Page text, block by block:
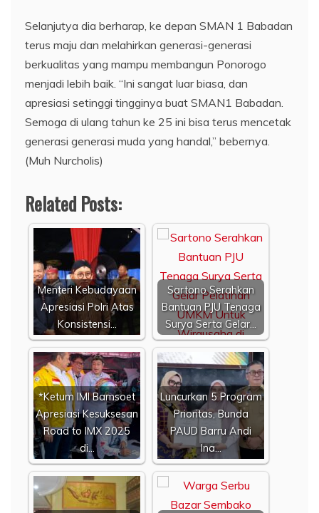
Selanjutya dia berharap, ke depan SMAN 1 Babadan
terus maju dan melahirkan generasi-generasi
berkualitas yang mampu membangun Ponorogo
menjadi lebih baik. “Ini sangat luar biasa, dan
apresiasi setinggi tingginya buat SMAN1 Babadan.
Semoga di ulang tahun ke 25 ini bisa terus mencetak
generasi generasi muda yang handal,” bebernya.
(Muh Nurcholis)
Related Posts:
Menteri Kebudayaan
Apresiasi Polri Atas
Konsistensi…
Sartono Serahkan
Bantuan PJU Tenaga
Surya Serta Gelar…
*Ketum IMI Bamsoet
Apresiasi Kesuksesan
Road to IMX 2025
di…
Luncurkan 5 Program
Prioritas, Bunda
PAUD Barru Andi
Ina…